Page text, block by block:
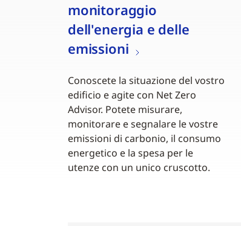
monitoraggio
dell'energia e delle
emissioni
Conoscete la situazione del vostro
edificio e agite con Net Zero
Advisor. Potete misurare,
monitorare e segnalare le vostre
emissioni di carbonio, il consumo
energetico e la spesa per le
utenze con un unico cruscotto.